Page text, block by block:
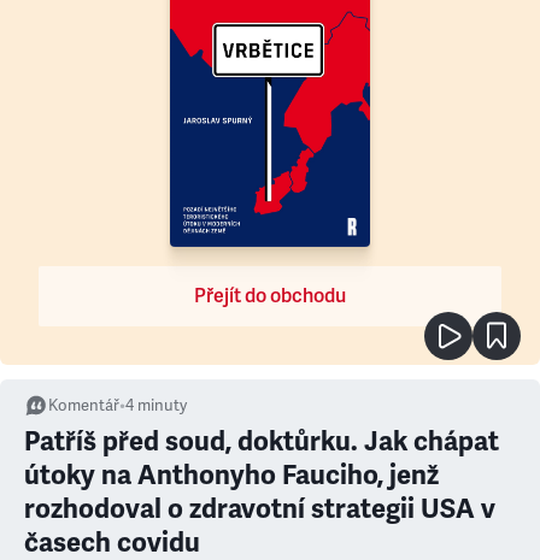
Přejít do obchodu
Komentář•4 minuty
Patříš před soud, doktůrku. Jak chápat
útoky na Anthonyho Fauciho, jenž
rozhodoval o zdravotní strategii USA v
časech covidu